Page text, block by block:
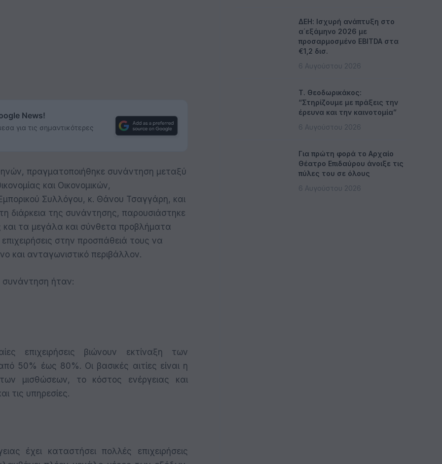
News!
για τις σημαντικότερες
πραγματοποιήθηκε συνάντηση μεταξύ
και Οικονομικών,
Συλλόγου, κ. Θάνου Τσαγγάρη, και
διάρκεια της συνάντησης, παρουσιάστηκε
και τα μεγάλα και σύνθετα προβλήματα
στην προσπάθειά τους να
και ανταγωνιστικό περιβάλλον.
συνάντηση ήταν:
επιχειρήσεις βιώνουν εκτίναξη των
50% έως 80%. Οι βασικές αιτίες είναι η
μισθώσεων, το κόστος ενέργειας και
τις υπηρεσίες.
έχει καταστήσει πολλές επιχειρήσεις
ΔΕΗ: Ισχυρή ανάπτυξη στο
α΄εξάμηνο 2026 με
προσαρμοσμένο EBITDA στα
€1,2 δισ.
6 Αυγούστου 2026
Τ. Θεοδωρικάκος:
“Στηρίζουμε με πράξεις την
έρευνα και την καινοτομία”
6 Αυγούστου 2026
Για πρώτη φορά το Αρχαίο
Θέατρο Επιδαύρου άνοιξε τις
πύλες του σε όλους
6 Αυγούστου 2026